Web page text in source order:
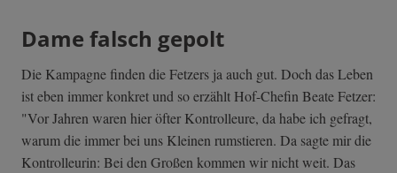
Dame falsch gepolt
Die Kampagne finden die Fetzers ja auch gut. Doch das Leben
ist eben immer konkret und so erzählt Hof-Chefin Beate Fetzer:
"Vor Jahren waren hier öfter Kontrolleure, da habe ich gefragt,
warum die immer bei uns Kleinen rumstieren. Da sagte mir die
Kontrolleurin: Bei den Großen kommen wir nicht weit. Das